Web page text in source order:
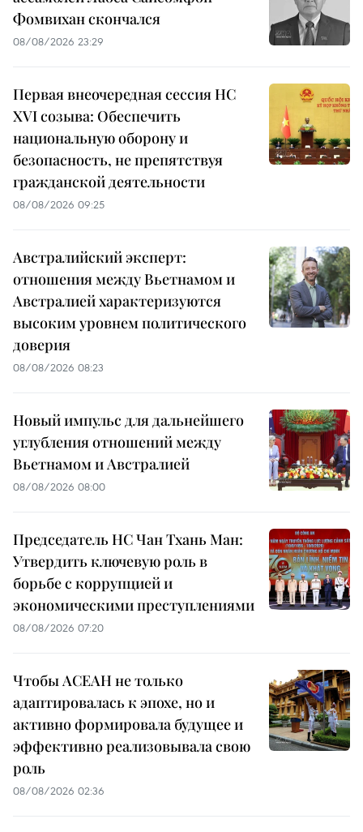
Фомвихан скончался
08/08/2026 23:29
Первая внеочередная сессия НС
XVI созыва: Обеспечить
национальную оборону и
безопасность, не препятствуя
гражданской деятельности
08/08/2026 09:25
Австралийский эксперт:
отношения между Вьетнамом и
Австралией характеризуются
высоким уровнем политического
доверия
08/08/2026 08:23
Новый импульс для дальнейшего
углубления отношений между
Вьетнамом и Австралией
08/08/2026 08:00
Председатель НС Чан Тхань Ман:
Утвердить ключевую роль в
борьбе с коррупцией и
экономическими преступлениями
08/08/2026 07:20
Чтобы АСЕАН не только
адаптировалась к эпохе, но и
активно формировала будущее и
эффективно реализовывала свою
роль
08/08/2026 02:36